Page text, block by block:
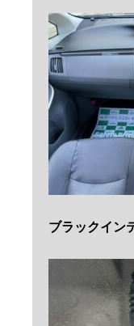
ブラックイン